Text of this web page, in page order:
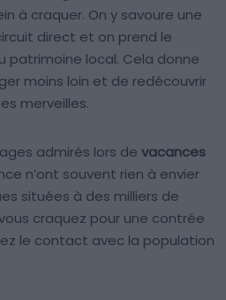
à craquer. On y savoure une
direct et on prend le
patrimoine local. Cela donne
moins loin et de redécouvrir
merveilles.
admirés lors de vacances
n’ont souvent rien à envier
situées à des milliers de
craquez pour une contrée
le contact avec la population